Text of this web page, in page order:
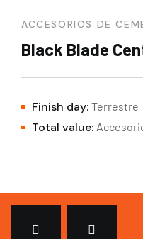
ACCESORIOS DE
Black Blade
Finish day: Terrestre
Total value: